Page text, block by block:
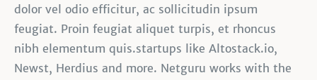
dolor vel odio efficitur, ac sollicitudin ipsum
feugiat. Proin feugiat aliquet turpis, et rhoncus
nibh elementum quis.startups like Altostack.io,
Newst, Herdius and more. Netguru works with the